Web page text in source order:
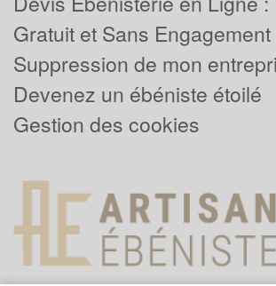
Gratuit et Sans Engagement
Suppression de mon
Devenez un ébéniste étoilé
Gestion des cookies